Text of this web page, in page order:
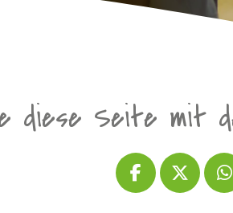
diese Seite mit